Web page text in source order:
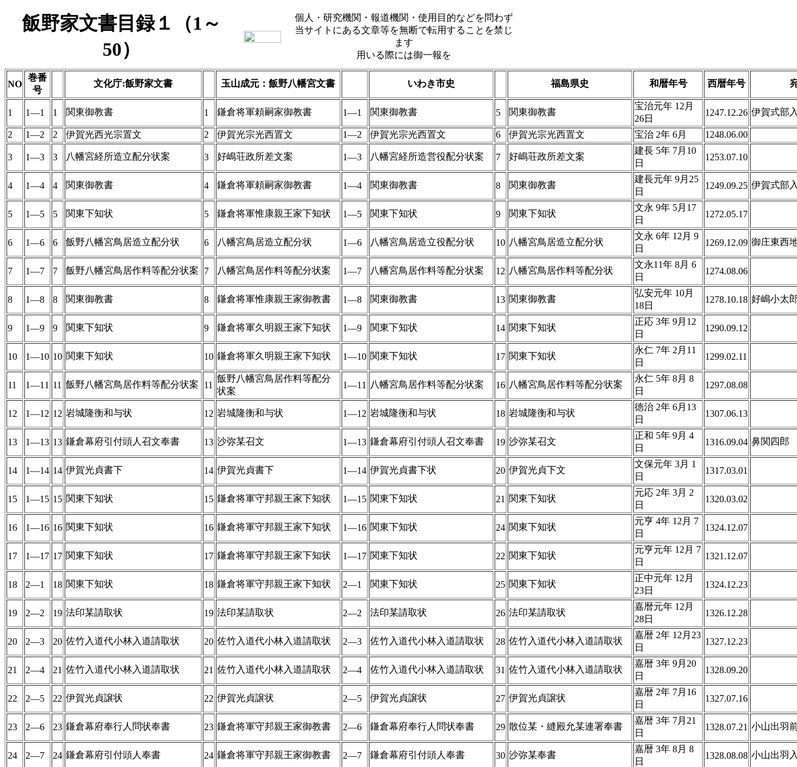
飯野家文書目録１（1～
50）
個人・研究機関・報道機関・使用目的などを問わず
当サイトにある文章等を無断で転用することを禁じ
ます
用いる際には御一報を
NO
巻番
号
文化庁:飯野家文書 玉山成元：飯野八幡宮文書 いわき市史 福島県史 和暦年号 西暦年号
1 1―1 1 関東御教書 1 鎌倉将軍頼嗣家御教書 1―1 関東御教書 5 関東御教書
宝治元年 12月
26日
1247.12.26 伊賀式部
2 1―2 2 伊賀光西光宗置文 2 伊賀光宗光西置文 1―2 伊賀光宗光西置文 6 伊賀光宗光西置文 宝治 2年 6月 1248.06.00
3 1―3 3 八幡宮経所造立配分状案 3 好嶋荘政所差文案 1―3 八幡宮経所造営役配分状案 7 好嶋荘政所差文案
建長 5年 7月10
日
1253.07.10
4 1―4 4 関東御教書 4 鎌倉将軍頼嗣家御教書 1―4 関東御教書 8 関東御教書
建長元年 9月25
日
1249.09.25 伊賀式部
5 1―5 5 関東下知状 5 鎌倉将軍惟康親王家下知状 1―5 関東下知状 9 関東下知状
文永 9年 5月17
日
1272.05.17
6 1―6 6 飯野八幡宮鳥居造立配分状 6 八幡宮鳥居造立配分状 1―6 八幡宮鳥居造立役配分状 10 八幡宮鳥居造立配分状
文永 6年 12月 9
日
1269.12.09 御庄東西
7 1―7 7 飯野八幡宮鳥居作料等配分状案 7 八幡宮鳥居作料等配分状案 1―7 八幡宮鳥居作料等配分状案 12 八幡宮鳥居作料等配分状
文永11年 8月 6
日
1274.08.06
8 1―8 8 関東御教書 8 鎌倉将軍惟康親王家御教書 1―8 関東御教書 13 関東御教書
弘安元年 10月
18日
1278.10.18 好嶋小太
9 1―9 9 関東下知状 9 鎌倉将軍久明親王家下知状 1―9 関東下知状 14 関東下知状
正応 3年 9月12
日
1290.09.12
10 1―10 10 関東下知状 10 鎌倉将軍久明親王家下知状 1―10 関東下知状 17 関東下知状
永仁 7年 2月11
日
1299.02.11
11 1―11 11 飯野八幡宮鳥居作料等配分状案 11
飯野八幡宮鳥居作料等配分
状案
1―11 八幡宮鳥居作料等配分状案 16 八幡宮鳥居作料等配分状案
永仁 5年 8月 8
日
1297.08.08
12 1―12 12 岩城隆衡和与状 12 岩城隆衡和与状 1―12 岩城隆衡和与状 18 岩城隆衡和与状
徳治 2年 6月13
日
1307.06.13
13 1―13 13 鎌倉幕府引付頭人召文奉書 13 沙弥某召文 1―13 鎌倉幕府引付頭人召文奉書 19 沙弥某召文
正和 5年 9月 4
日
1316.09.04 鼻関四郎
14 1―14 14 伊賀光貞書下 14 伊賀光貞書下 1―14 伊賀光貞書下状 20 伊賀光貞下文
文保元年 3月 1
日
1317.03.01
15 1―15 15 関東下知状 15 鎌倉将軍守邦親王家下知状 1―15 関東下知状 21 関東下知状
元応 2年 3月 2
日
1320.03.02
16 1―16 16 関東下知状 16 鎌倉将軍守邦親王家下知状 1―16 関東下知状 24 関東下知状
元亨 4年 12月 7
日
1324.12.07
17 1―17 17 関東下知状 17 鎌倉将軍守邦親王家下知状 1―17 関東下知状 22 関東下知状
元亨元年 12月 7
日
1321.12.07
18 2―1 18 関東下知状 18 鎌倉将軍守邦親王家下知状 2―1 関東下知状 25 関東下知状
正中元年 12月
23日
1324.12.23
19 2―2 19 法印某請取状 19 法印某請取状 2―2 法印某請取状 26 法印某請取状
嘉暦元年 12月
28日
1326.12.28
20 2―3 20 佐竹入道代小林入道請取状 20 佐竹入道代小林入道請取状 2―3 佐竹入道代小林入道請取状 28 佐竹入道代小林入道請取状
嘉暦 2年 12月23
日
1327.12.23
21 2―4 21 佐竹入道代小林入道請取状 21 佐竹入道代小林入道請取状 2―4 佐竹入道代小林入道請取状 31 佐竹入道代小林入道請取状
嘉暦 3年 9月20
日
1328.09.20
22 2―5 22 伊賀光貞譲状 22 伊賀光貞譲状 2―5 伊賀光貞譲状 27 伊賀光貞譲状
嘉暦 2年 7月16
日
1327.07.16
23 2―6 23 鎌倉幕府奉行人問状奉書 23 鎌倉将軍守邦親王家御教書 2―6 鎌倉幕府奉行人問状奉書 29 散位某・縫殿允某連署奉書
嘉暦 3年 7月21
日
1328.07.21 小山出羽
24 2―7 24 鎌倉幕府引付頭人奉書 24 鎌倉将軍守邦親王家御教書 2―7 鎌倉幕府引付頭人奉書 30 沙弥某奉書
嘉暦 3年 8月 8
日
1328.08.08 小山出羽